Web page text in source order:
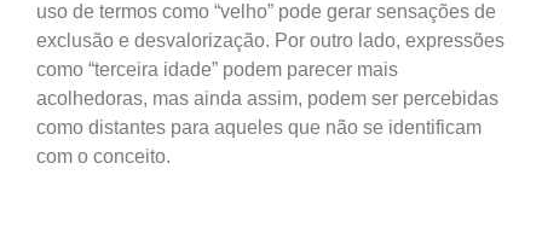
uso de termos como “velho” pode gerar sensações de
exclusão e desvalorização. Por outro lado, expressões
como “terceira idade” podem parecer mais
acolhedoras, mas ainda assim, podem ser percebidas
como distantes para aqueles que não se identificam
com o conceito.